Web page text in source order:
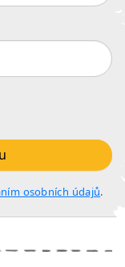
osobních údajů.